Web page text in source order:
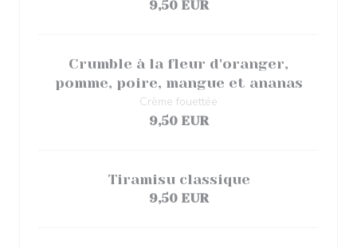
9,50 EUR
Crumble à la fleur d'oranger,
pomme, poire, mangue et ananas
Crème fouettée
9,50 EUR
Tiramisu classique
9,50 EUR